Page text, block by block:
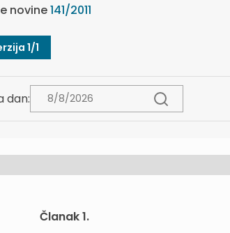
novine141/2011
1/1
dan:
Članak 1.